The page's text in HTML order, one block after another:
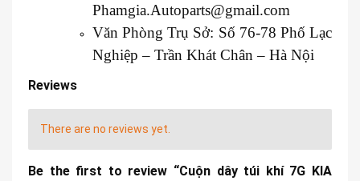
Phamgia.Autoparts@gmail.com
Văn Phòng Trụ Sở: Số 76-78 Phố Lạc
Nghiệp – Trần Khát Chân – Hà Nội
Reviews
There are no reviews yet.
Be the first to review “Cuộn dây túi khí 7G KIA